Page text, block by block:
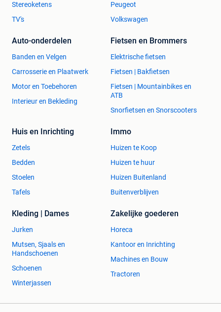
Stereoketens
TV's
Peugeot
Volkswagen
Auto-onderdelen
Banden en Velgen
Carrosserie en Plaatwerk
Motor en Toebehoren
Interieur en Bekleding
Fietsen en Brommers
Elektrische fietsen
Fietsen | Bakfietsen
Fietsen | Mountainbikes en
ATB
Snorfietsen en Snorscooters
Huis en Inrichting
Zetels
Bedden
Stoelen
Tafels
Immo
Huizen te Koop
Huizen te huur
Huizen Buitenland
Buitenverblijven
Kleding | Dames
Jurken
Mutsen, Sjaals en
Handschoenen
Schoenen
Winterjassen
Zakelijke goederen
Horeca
Kantoor en Inrichting
Machines en Bouw
Tractoren